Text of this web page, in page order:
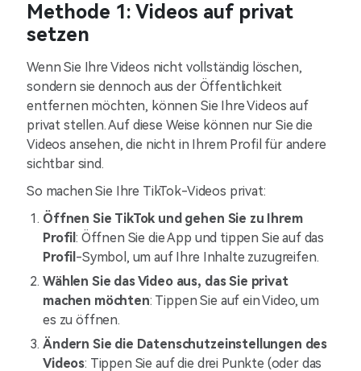
Methode 1: Videos auf privat
setzen
Wenn Sie Ihre Videos nicht vollständig löschen,
sondern sie dennoch aus der Öffentlichkeit
entfernen möchten, können Sie Ihre Videos auf
privat stellen. Auf diese Weise können nur Sie die
Videos ansehen, die nicht in Ihrem Profil für andere
sichtbar sind.
So machen Sie Ihre TikTok-Videos privat:
Öffnen Sie TikTok und gehen Sie zu Ihrem
Profil: Öffnen Sie die App und tippen Sie auf das
Profil -Symbol, um auf Ihre Inhalte zuzugreifen.
Wählen Sie das Video aus, das Sie privat
machen möchten: Tippen Sie auf ein Video, um
es zu öffnen.
Ändern Sie die Datenschutzeinstellungen des
Videos: Tippen Sie auf die drei Punkte (oder das